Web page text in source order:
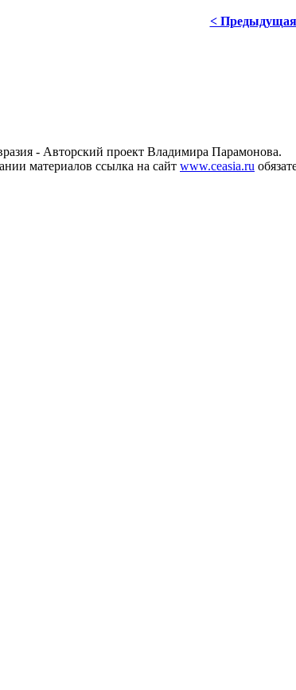
< Предыдущая
- Авторский проект Владимира Парамонова.
материалов ссылка на сайт www.ceasia.ru